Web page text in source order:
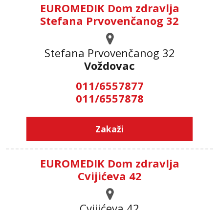
EUROMEDIK Dom zdravlja
Stefana Prvovenčanog 32
Stefana Prvovenčanog 32
Voždovac
011/6557877
011/6557878
Zakaži
EUROMEDIK Dom zdravlja
Cvijićeva 42